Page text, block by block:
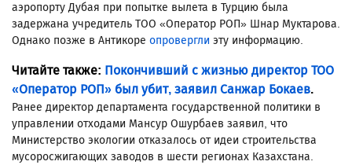
аэропорту Дубая при попытке вылета в Турцию была
задержана учредитель ТОО «Оператор РОП» Шнар Муктарова.
Однако позже в Антикоре опровергли эту информацию.
Читайте также: Покончивший с жизнью директор ТОО
«Оператор РОП» был убит, заявил Санжар Бокаев.
Ранее директор департамента государственной политики в
управлении отходами Мансур Ошурбаев заявил, что
Министерство экологии отказалось от идеи строительства
мусоросжигающих заводов в шести регионах Казахстана.